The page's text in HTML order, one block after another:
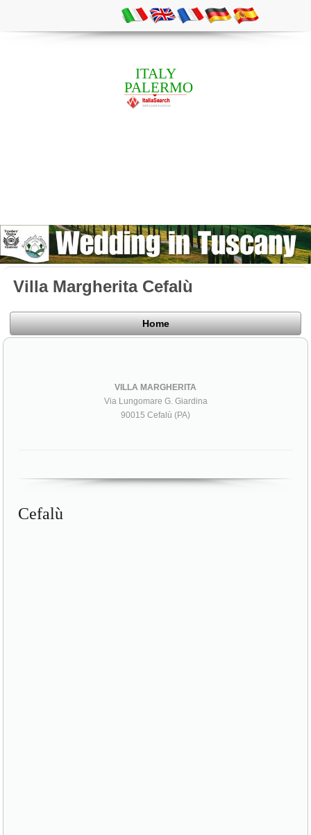
ITALY
PALERMO
Villa Margherita Cefalù
Home
VILLA MARGHERITA
Via Lungomare G. Giardina
90015 Cefalù (PA)
Cefalù